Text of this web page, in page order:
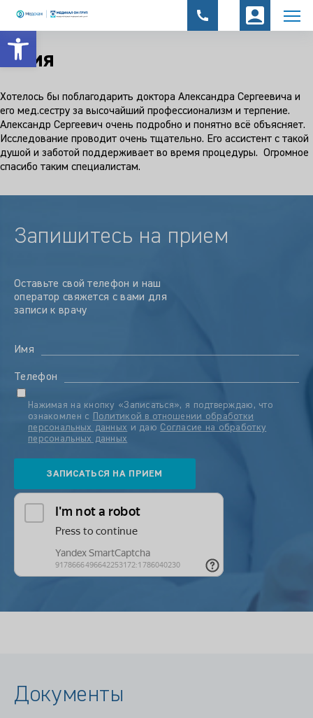
Открыть панель инструментов
Юлия
Хотелось бы поблагодарить доктора Александра Сергеевича и
его мед.сестру за высочайший профессионализм и терпение.
Александр Сергеевич очень подробно и понятно всё объясняет.
Исследование проводит очень тщательно. Его ассистент с такой
душой и заботой поддерживает во время процедуры. Огромное
спасибо таким специалистам.
Запишитесь на прием
Оставьте свой телефон и наш
оператор свяжется с вами для
записи к врачу
Имя
Телефон
Нажимая на кнопку «Записаться», я подтверждаю, что
ознакомлен с Политикой в отношении обработки
персональных данных и даю Согласие на обработку
персональных данных
Документы